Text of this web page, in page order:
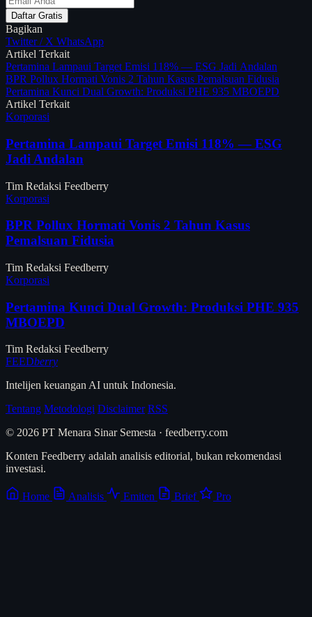
Daftar Gratis
Bagikan
Twitter / X WhatsApp
Artikel Terkait
Pertamina Lampaui Target Emisi 118% — ESG Jadi Andalan
BPR Pollux Hormati Vonis 2 Tahun Kasus Pemalsuan Fidusia
Pertamina Kunci Dual Growth: Produksi PHE 935 MBOEPD
Artikel Terkait
Korporasi
Pertamina Lampaui Target Emisi 118% — ESG
Jadi Andalan
Tim Redaksi Feedberry
Korporasi
BPR Pollux Hormati Vonis 2 Tahun Kasus
Pemalsuan Fidusia
Tim Redaksi Feedberry
Korporasi
Pertamina Kunci Dual Growth: Produksi PHE 935
MBOEPD
Tim Redaksi Feedberry
FEEDberry
Intelijen keuangan AI untuk Indonesia.
Tentang Metodologi Disclaimer RSS
© 2026 PT Menara Sinar Semesta · feedberry.com
Konten Feedberry adalah analisis editorial, bukan rekomendasi
investasi.
Home Analisis Emiten Brief Pro